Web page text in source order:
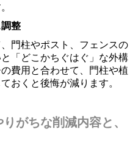
整
門柱やポスト、フェンスの
「どこかちぐはぐ」な外構
費用と合わせて、門柱や植
おくと後悔が減ります。
がちな削減内容と、